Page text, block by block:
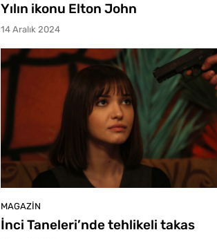
Yılın ikonu Elton John
14 Aralık 2024
MAGAZIN
İnci Taneleri’nde tehlikeli takas